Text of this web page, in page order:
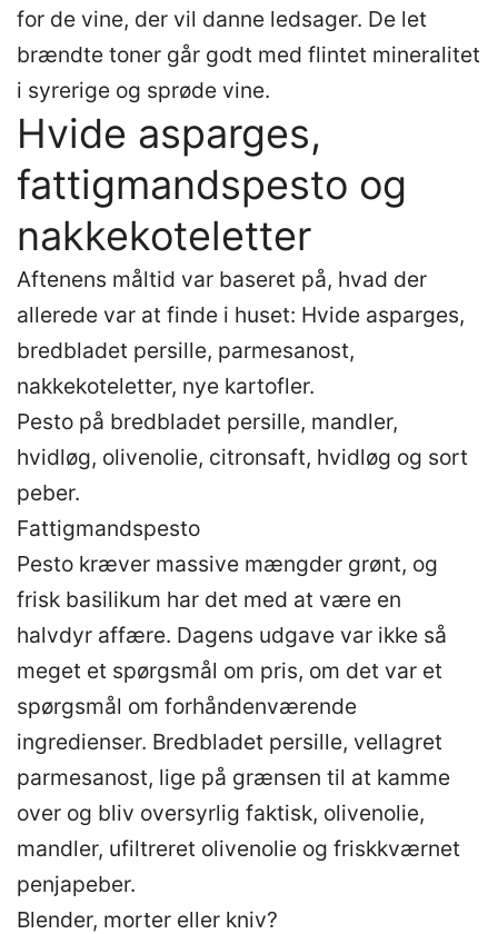
for de vine, der vil danne ledsager. De let
brændte toner går godt med flintet mineralitet
i syrerige og sprøde vine.
Hvide asparges,
fattigmandspesto og
nakkekoteletter
Aftenens måltid var baseret på, hvad der
allerede var at finde i huset: Hvide asparges,
bredbladet persille, parmesanost,
nakkekoteletter, nye kartofler.
Pesto på bredbladet persille, mandler,
hvidløg, olivenolie, citronsaft, hvidløg og sort
peber.
Fattigmandspesto
Pesto kræver massive mængder grønt, og
frisk basilikum har det med at være en
halvdyr affære. Dagens udgave var ikke så
meget et spørgsmål om pris, om det var et
spørgsmål om forhåndenværende
ingredienser. Bredbladet persille, vellagret
parmesanost, lige på grænsen til at kamme
over og bliv oversyrlig faktisk, olivenolie,
mandler, ufiltreret olivenolie og friskkværnet
penjapeber.
Blender, morter eller kniv?